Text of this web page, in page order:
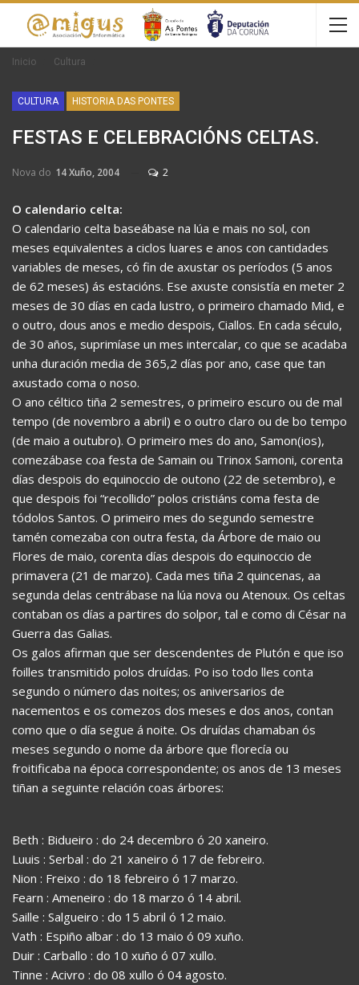
Inicio Cultura
CULTURA HISTORIA DAS PONTES
FESTAS E CELEBRACIÓNS CELTAS.
Nova do 14 Xuño, 2004 2
O calendario celta:
O calendario celta baseábase na lúa e mais no sol, con
meses equivalentes a ciclos luares e anos con cantidades
variables de meses, có fin de axustar os períodos (5 anos
de 62 meses) ás estacións. Ese axuste consistía en meter 2
meses de 30 días en cada lustro, o primeiro chamado Mid, e
o outro, dous anos e medio despois, Ciallos. En cada século,
de 30 años, suprimíase un mes intercalar, co que se acadaba
unha duración media de 365,2 días por ano, case que tan
axustado coma o noso.
O ano céltico tiña 2 semestres, o primeiro escuro ou de mal
tempo (de novembro a abril) e o outro claro ou de bo tempo
(de maio a outubro). O primeiro mes do ano, Samon(ios),
comezábase coa festa de Samain ou Trinox Samoni, corenta
días despois do equinoccio de outono (22 de setembro), e
que despois foi “recollido” polos cristiáns coma festa de
tódolos Santos. O primeiro mes do segundo semestre
tamén comezaba con outra festa, da Árbore de maio ou
Flores de maio, corenta días despois do equinoccio de
primavera (21 de marzo). Cada mes tiña 2 quincenas, aa
segunda delas centrábase na lúa nova ou Atenoux. Os celtas
contaban os días a partires do solpor, tal e como di César na
Guerra das Galias.
Os galos afirman que ser descendentes de Plutón e que iso
foilles transmitido polos druídas. Po iso todo lles conta
segundo o número das noites; os aniversarios de
nacementos e os comezos dos meses e dos anos, contan
como que o día segue á noite. Os druídas chamaban ós
meses segundo o nome da árbore que florecía ou
froitificaba na época correspondente; os anos de 13 meses
tiñan a seguinte relación coas árbores:
Beth : Bidueiro : do 24 decembro ó 20 xaneiro.
Luuis : Serbal : do 21 xaneiro ó 17 de febreiro.
Nion : Freixo : do 18 febreiro ó 17 marzo.
Fearn : Ameneiro : do 18 marzo ó 14 abril.
Saille : Salgueiro : do 15 abril ó 12 maio.
Vath : Espiño albar : do 13 maio ó 09 xuño.
Duir : Carballo : do 10 xuño ó 07 xullo.
Tinne : Acivro : do 08 xullo ó 04 agosto.